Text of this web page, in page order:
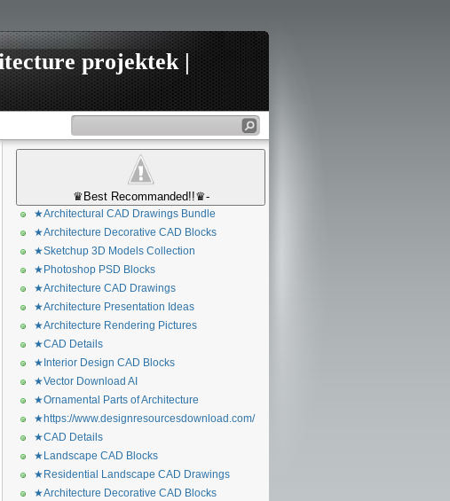
projektek |
♛Best Recommanded!!♛-
★Architectural CAD Drawings Bundle
★Architecture Decorative CAD Blocks
★Sketchup 3D Models Collection
★Photoshop PSD Blocks
★Architecture CAD Drawings
★Architecture Presentation Ideas
★Architecture Rendering Pictures
★CAD Details
★Interior Design CAD Blocks
★Vector Download AI
★Ornamental Parts of Architecture
★https://www.designresourcesdownload.com/
★CAD Details
★Landscape CAD Blocks
★Residential Landscape CAD Drawings
★Architecture Decorative CAD Blocks